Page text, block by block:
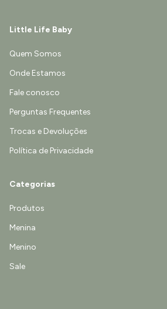
Little Life Baby
Quem Somos
Onde Estamos
Fale conosco
Perguntas Frequentes
Trocas e Devoluções
Política de Privacidade
Categorias
Produtos
Menina
Menino
Sale